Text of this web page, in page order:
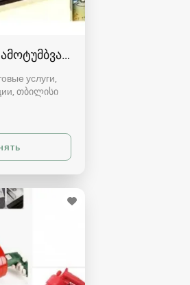
გაწმენდა
услуги,
თბილისი